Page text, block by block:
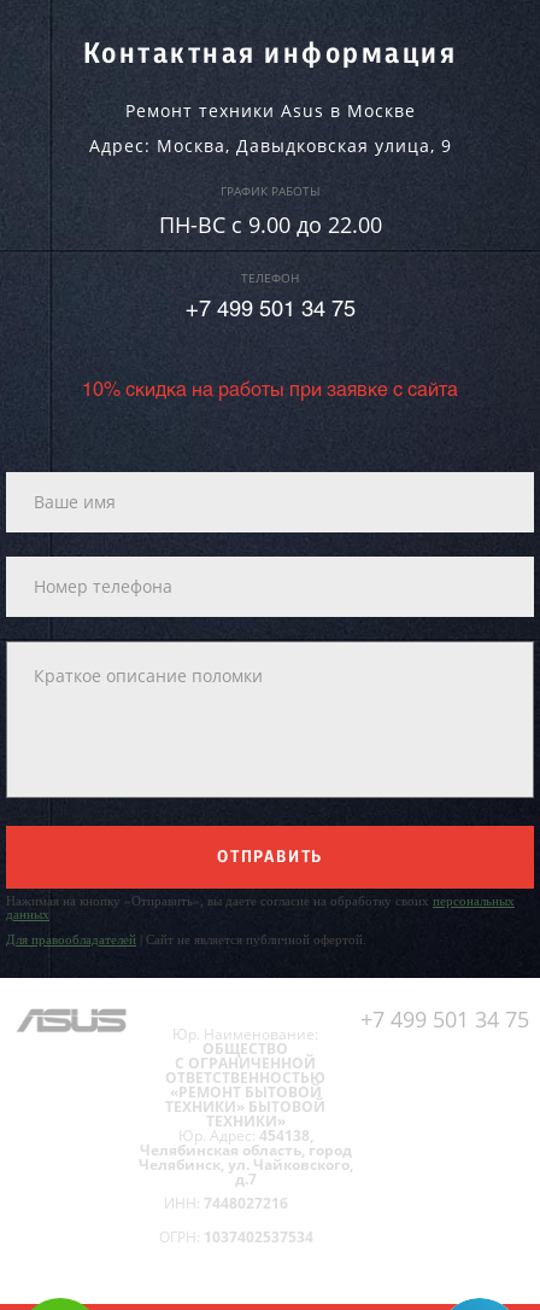
Контактная информация
Ремонт техники Asus в Москве
Адрес: Москва, Давыдковская улица, 9
ГРАФИК РАБОТЫ
ПН-ВC c 9.00 до 22.00
ТЕЛЕФОН
+7 499 501 34 75
10% скидка на работы при заявке с сайта
ОТПРАВИТЬ
Нажимая на кнопку «Отправить», вы даете согласие на обработку своих персональных
данных
Для правообладателей | Сайт не является публичной офертой.
+7 499 501 34 75
Юр. Наименование:
ОБЩЕСТВО
С ОГРАНИЧЕННОЙ
ОТВЕТСТВЕННОСТЬЮ
«РЕМОНТ БЫТОВОЙ
ТЕХНИКИ» БЫТОВОЙ
ТЕХНИКИ»
Юр. Адрес: 454138,
Челябинская область, город
Челябинск, ул. Чайковского,
д.7
ИНН: 7448027216
ОГРН: 1037402537534